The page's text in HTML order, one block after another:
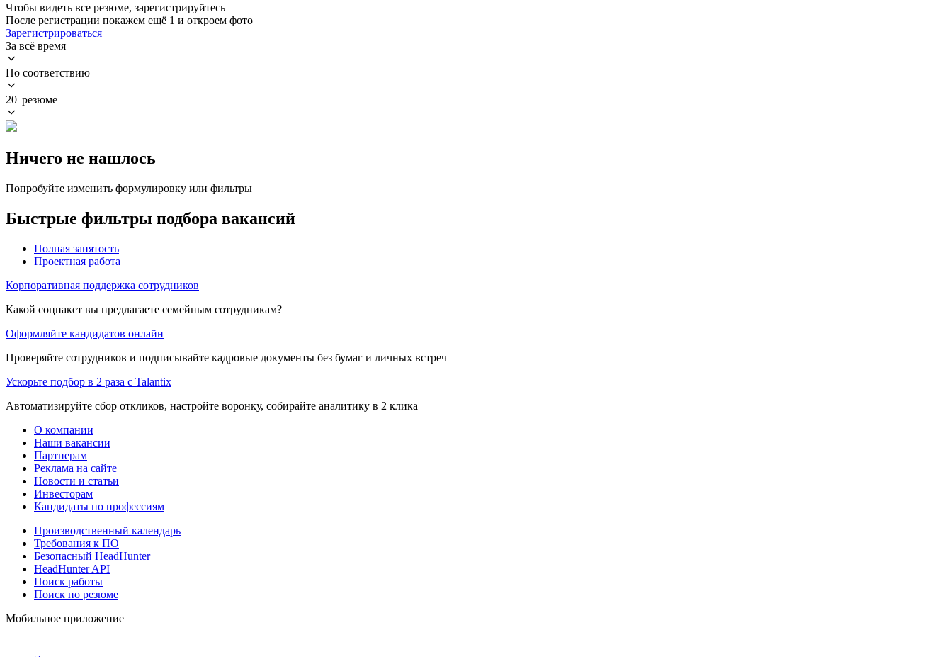
Чтобы видеть все резюме, зарегистрируйтесь
После регистрации покажем ещё 1 и откроем фото
Зарегистрироваться
За всё время
По соответствию
20 резюме
Ничего не нашлось
Попробуйте изменить формулировку или фильтры
Быстрые фильтры подбора вакансий
Полная занятость
Проектная работа
Корпоративная поддержка сотрудников
Какой соцпакет вы предлагаете семейным сотрудникам?
Оформляйте кандидатов онлайн
Проверяйте сотрудников и подписывайте кадровые документы без бумаг и личных встреч
Ускорьте подбор в 2 раза с Talantix
Автоматизируйте сбор откликов, настройте воронку, собирайте аналитику в 2 клика
О компании
Наши вакансии
Партнерам
Реклама на сайте
Новости и статьи
Инвесторам
Кандидаты по профессиям
Производственный календарь
Требования к ПО
Безопасный HeadHunter
HeadHunter API
Поиск работы
Поиск по резюме
Мобильное приложение